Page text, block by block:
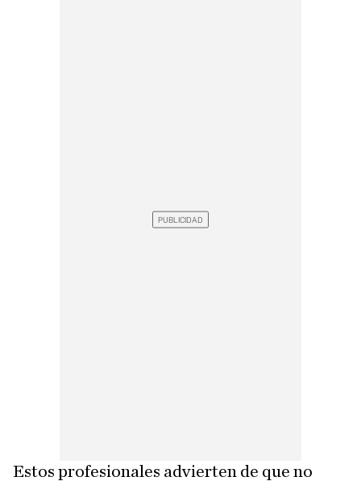
Estos profesionales advierten de que no